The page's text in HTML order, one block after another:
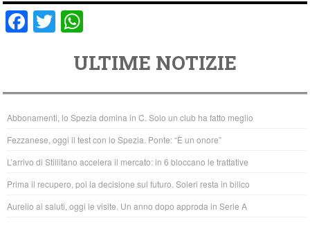
F
e
b
o
o
k
T
er
at
s
A
p
p
ULTIME NOTIZIE
Abbonamenti, lo Spezia domina in C. Solo un club ha fatto meglio
Fezzanese, oggi il test con lo Spezia. Ponte: “È un onore”
L’arrivo di Stillitano accelera il mercato: in 6 bloccano le trattative
Prima il recupero, poi la decisione sul futuro. Soleri resta in bilico
Aurelio ai saluti, oggi le visite. Un anno dopo approda in Serie A